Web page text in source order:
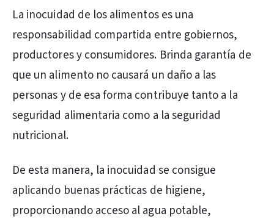
La inocuidad de los alimentos es una
responsabilidad compartida entre gobiernos,
productores y consumidores. Brinda garantía de
que un alimento no causará un daño a las
personas y de esa forma contribuye tanto a la
seguridad alimentaria como a la seguridad
nutricional.
De esta manera, la inocuidad se consigue
aplicando buenas prácticas de higiene,
proporcionando acceso al agua potable,